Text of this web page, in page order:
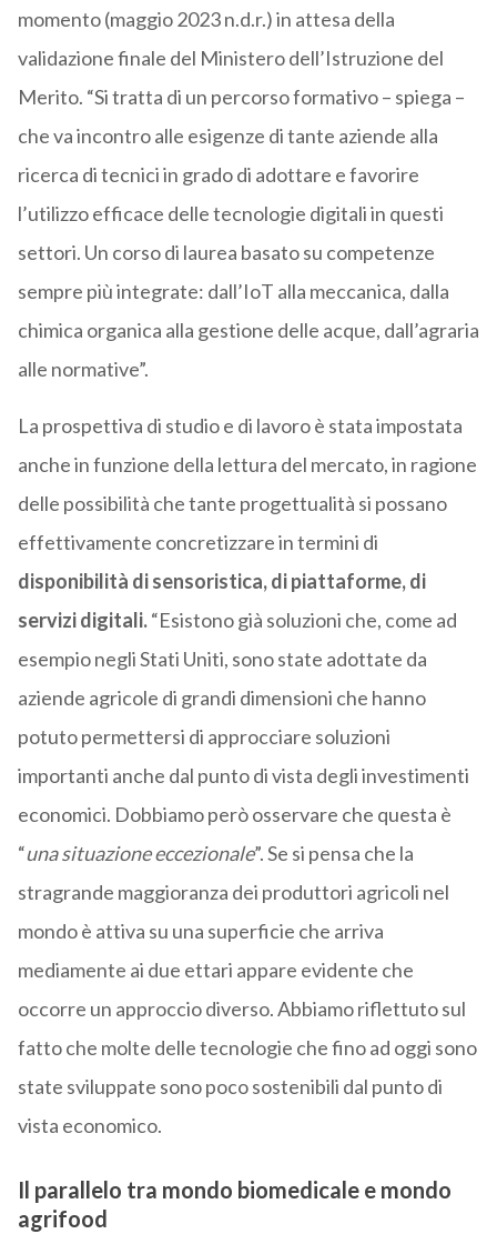
momento (maggio 2023 n.d.r.) in attesa della
validazione finale del Ministero dell’Istruzione del
Merito. “Si tratta di un percorso formativo – spiega –
che va incontro alle esigenze di tante aziende alla
ricerca di tecnici in grado di adottare e favorire
l’utilizzo efficace delle tecnologie digitali in questi
settori. Un corso di laurea basato su competenze
sempre più integrate: dall’IoT alla meccanica, dalla
chimica organica alla gestione delle acque, dall’agraria
alle normative”.
La prospettiva di studio e di lavoro è stata impostata
anche in funzione della lettura del mercato, in ragione
delle possibilità che tante progettualità si possano
effettivamente concretizzare in termini di
disponibilità di sensoristica, di piattaforme, di
servizi digitali.“Esistono già soluzioni che, come ad
esempio negli Stati Uniti, sono state adottate da
aziende agricole di grandi dimensioni che hanno
potuto permettersi di approcciare soluzioni
importanti anche dal punto di vista degli investimenti
economici. Dobbiamo però osservare che questa è
“una situazione eccezionale”. Se si pensa che la
stragrande maggioranza dei produttori agricoli nel
mondo è attiva su una superficie che arriva
mediamente ai due ettari appare evidente che
occorre un approccio diverso. Abbiamo riflettuto sul
fatto che molte delle tecnologie che fino ad oggi sono
state sviluppate sono poco sostenibili dal punto di
vista economico.
Il parallelo tra mondo biomedicale e mondo
agrifood